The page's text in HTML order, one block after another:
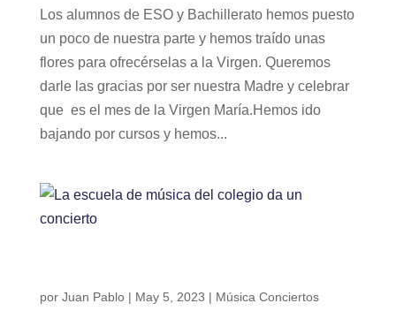
Los alumnos de ESO y Bachillerato hemos puesto
un poco de nuestra parte y hemos traído unas
flores para ofrecérselas a la Virgen. Queremos
darle las gracias por ser nuestra Madre y celebrar
que es el mes de la Virgen María.Hemos ido
bajando por cursos y hemos...
por Juan Pablo| May 5, 2023 | Música Conciertos